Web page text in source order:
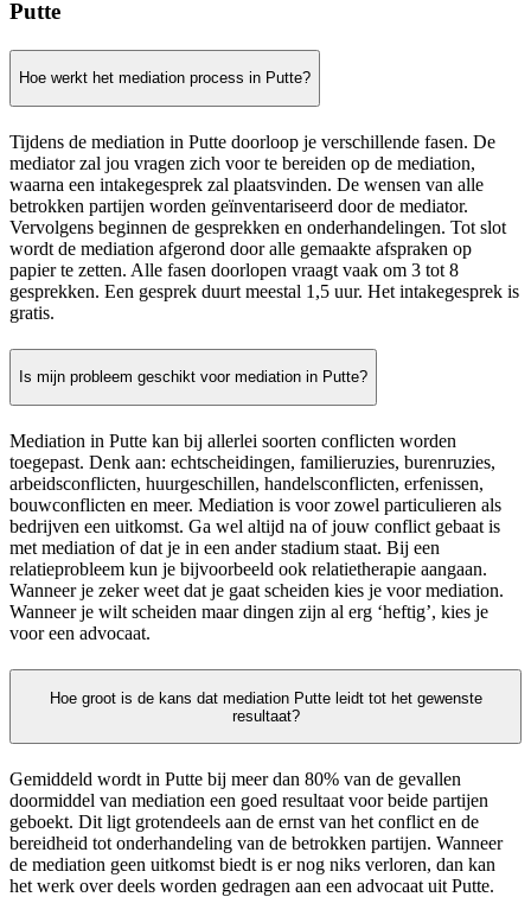
Putte
Hoe werkt het mediation process in Putte?
Tijdens de mediation in Putte doorloop je verschillende fasen. De
mediator zal jou vragen zich voor te bereiden op de mediation,
waarna een intakegesprek zal plaatsvinden. De wensen van alle
betrokken partijen worden geïnventariseerd door de mediator.
Vervolgens beginnen de gesprekken en onderhandelingen. Tot slot
wordt de mediation afgerond door alle gemaakte afspraken op
papier te zetten. Alle fasen doorlopen vraagt vaak om 3 tot 8
gesprekken. Een gesprek duurt meestal 1,5 uur. Het intakegesprek is
gratis.
Is mijn probleem geschikt voor mediation in Putte?
Mediation in Putte kan bij allerlei soorten conflicten worden
toegepast. Denk aan: echtscheidingen, familieruzies, burenruzies,
arbeidsconflicten, huurgeschillen, handelsconflicten, erfenissen,
bouwconflicten en meer. Mediation is voor zowel particulieren als
bedrijven een uitkomst. Ga wel altijd na of jouw conflict gebaat is
met mediation of dat je in een ander stadium staat. Bij een
relatieprobleem kun je bijvoorbeeld ook relatietherapie aangaan.
Wanneer je zeker weet dat je gaat scheiden kies je voor mediation.
Wanneer je wilt scheiden maar dingen zijn al erg ‘heftig’, kies je
voor een advocaat.
Hoe groot is de kans dat mediation Putte leidt tot het gewenste
resultaat?
Gemiddeld wordt in Putte bij meer dan 80% van de gevallen
doormiddel van mediation een goed resultaat voor beide partijen
geboekt. Dit ligt grotendeels aan de ernst van het conflict en de
bereidheid tot onderhandeling van de betrokken partijen. Wanneer
de mediation geen uitkomst biedt is er nog niks verloren, dan kan
het werk over deels worden gedragen aan een advocaat uit Putte.